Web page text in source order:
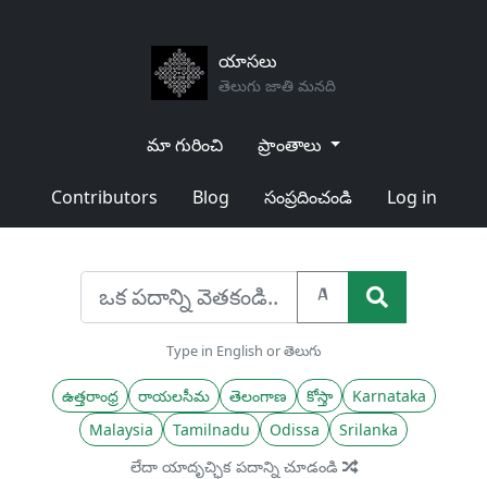
యాసలు
తెలుగు జాతి మనది
మా గురించి ప్రాంతాలు
Contributors Blog సంప్రదించండి Log in
A
Type in English or తెలుగు
ఉత్తరాంధ్ర రాయలసీమ తెలంగాణ కోస్తా
Karnataka
Malaysia
Tamilnadu Odissa
Srilanka
లేదా యాదృచ్ఛిక పదాన్ని చూడండి